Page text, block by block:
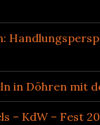
in Döhren mit
– KdW – Fest